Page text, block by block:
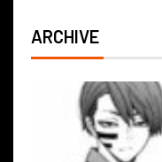
ARCHIVE